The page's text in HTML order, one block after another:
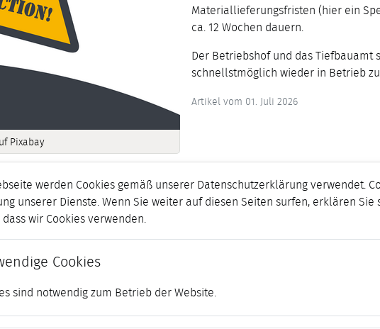
werden Cookies gemäß unserer Datenschutzerklärung verwendet.
unserer Dienste. Wenn Sie weiter auf diesen Seiten surfen, erklären Sie
wir Cookies verwenden.
Cookies
sind notwendig zum Betrieb der Website.
Pixabay
Materiallieferungsfristen (hier ein
ca. 12 Wochen dauern.
Der Betriebshof und das Tiefbauamt
schnellstmöglich wieder in Betrieb
Artikel vom 01. Juli 2026